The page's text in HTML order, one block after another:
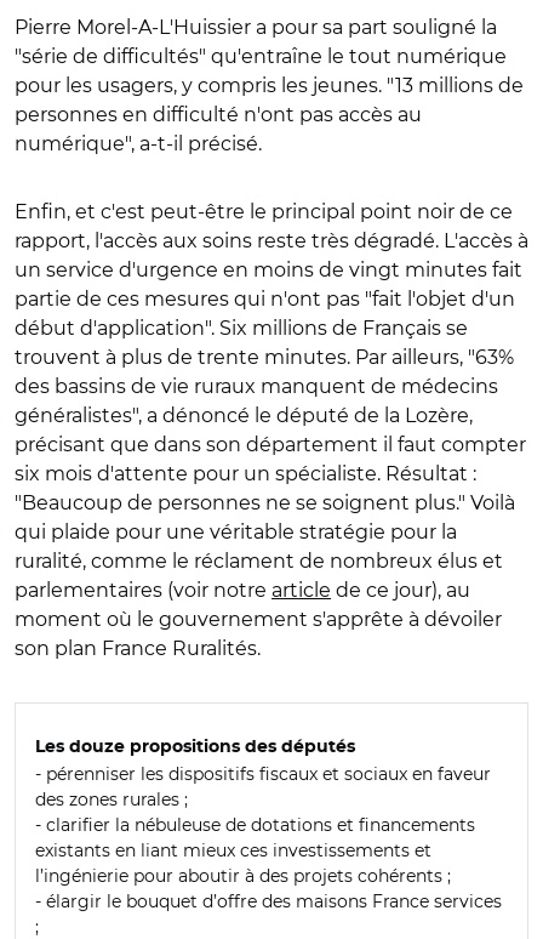
Pierre Morel-A-L'Huissier a pour sa part souligné la
"série de difficultés" qu'entraîne le tout numérique
pour les usagers, y compris les jeunes. "13 millions de
personnes en difficulté n'ont pas accès au
numérique", a-t-il précisé.
Enfin, et c'est peut-être le principal point noir de ce
rapport, l'accès aux soins reste très dégradé. L'accès à
un service d'urgence en moins de vingt minutes fait
partie de ces mesures qui n'ont pas "fait l'objet d'un
début d'application". Six millions de Français se
trouvent à plus de trente minutes. Par ailleurs, "63%
des bassins de vie ruraux manquent de médecins
généralistes", a dénoncé le député de la Lozère,
précisant que dans son département il faut compter
six mois d'attente pour un spécialiste. Résultat :
"Beaucoup de personnes ne se soignent plus." Voilà
qui plaide pour une véritable stratégie pour la
ruralité, comme le réclament de nombreux élus et
parlementaires (voir notre article de ce jour), au
moment où le gouvernement s'apprête à dévoiler
son plan France Ruralités.
Les douze propositions des députés
- pérenniser les dispositifs fiscaux et sociaux en faveur
des zones rurales ;
- clarifier la nébuleuse de dotations et financements
existants en liant mieux ces investissements et
l’ingénierie pour aboutir à des projets cohérents ;
- élargir le bouquet d’offre des maisons France services
;